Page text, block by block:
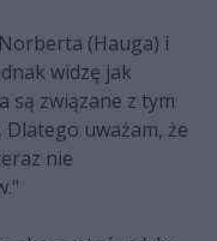
(Hauga) i
widzę jak
są związane z tym
uważam, że
nie